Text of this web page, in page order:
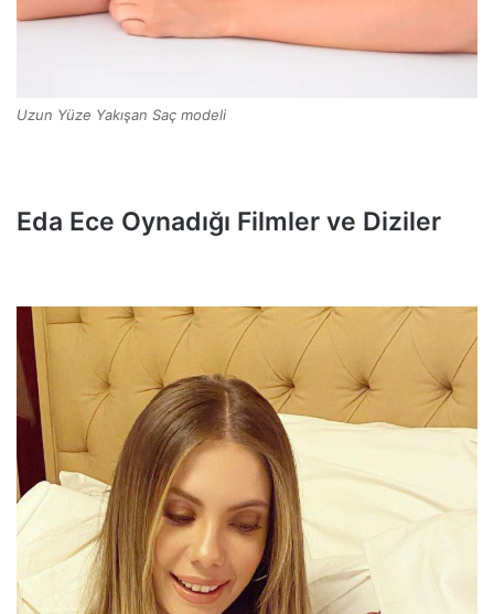
Uzun Yüze Yakışan Saç modeli
Eda Ece Oynadığı Filmler ve Diziler